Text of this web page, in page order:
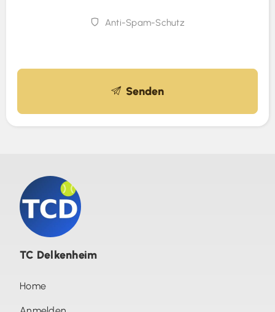
Anti-Spam-Schutz
Senden
TC Delkenheim
Home